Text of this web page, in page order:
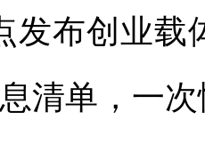
发布创业
清单，一